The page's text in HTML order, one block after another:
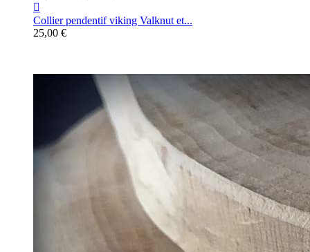

Collier pendentif viking Valknut et...
25,00 €